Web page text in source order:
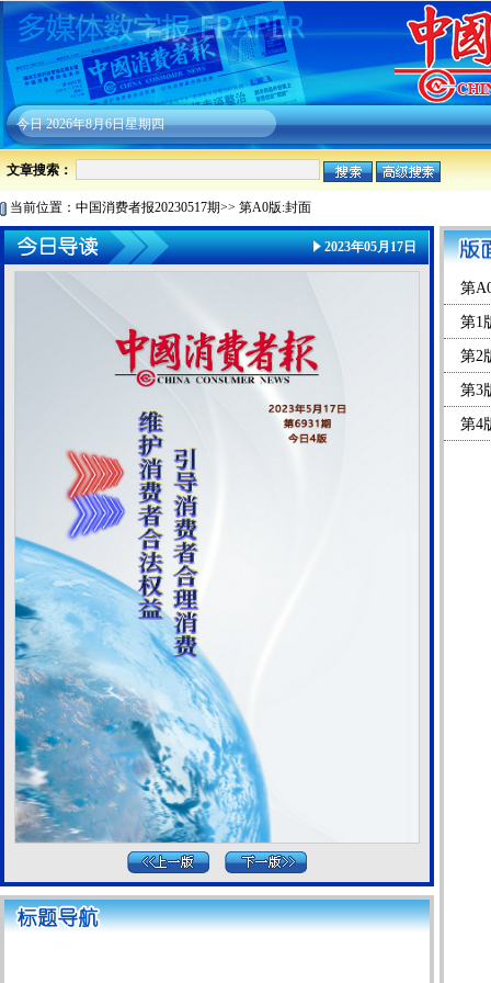
今日2026年8月6日星期四
文章搜索：
当前位置： 中国消费者报20230517期>> 第A0版:封面
2023年05月17日
第
第1
第2
第3
第4